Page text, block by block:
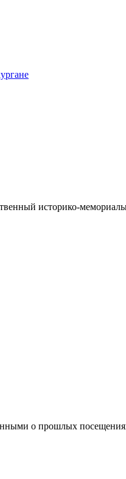
историко-
о прошлых посещениях